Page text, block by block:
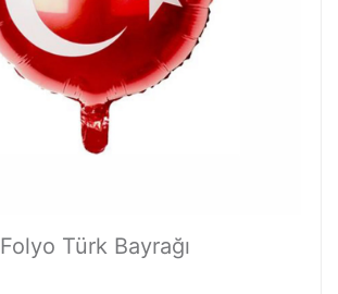
Folyo Türk Bayrağı